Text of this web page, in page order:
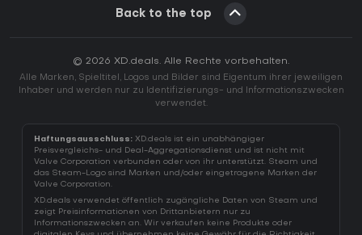
Back to the top
© 2026 XD.deals. Alle Rechte vorbehalten.
Alle Marken, Spieltitel, Logos und Bilder sind Eigentum ihrer jeweiligen
Inhaber und werden nur zu Identifizierungs- und Informationszwecken
verwendet.
Haftungsausschluss: XD.deals ist ein unabhängiger
Preisvergleichs- und Deal-Aggregationsdienst und ist nicht mit
Valve Corporation verbunden oder von ihr unterstützt. Steam und
das Steam-Logo sind Marken und/oder eingetragene Marken der
Valve Corporation.
XD.deals verwendet öffentlich zugängliche Daten von Steam und
zeigt Preisinformationen von Drittanbietern nur zu
Informationszwecken an. Wir verkaufen keine Produkte oder